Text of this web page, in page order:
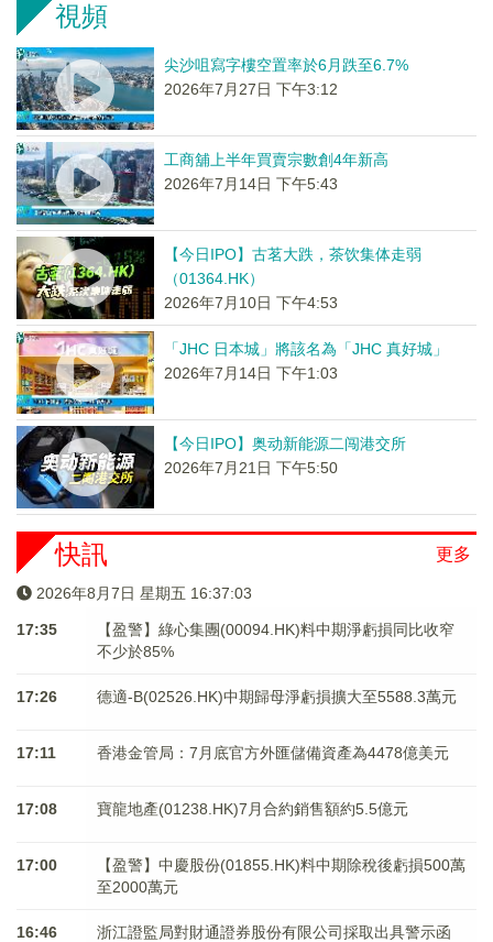
視頻
尖沙咀寫字樓空置率於6月跌至6.7%
2026年7月27日 下午3:12
工商舖上半年買賣宗數創4年新高
2026年7月14日 下午5:43
【今日IPO】古茗大跌，茶饮集体走弱
（01364.HK）
2026年7月10日 下午4:53
「JHC 日本城」將該名為「JHC 真好城」
2026年7月14日 下午1:03
【今日IPO】奥动新能源二闯港交所
2026年7月21日 下午5:50
更多
快訊
2026年8月7日 星期五 16:37:03
17:35
【盈警】綠心集團(00094.HK)料中期淨虧損同比收窄
不少於85%
17:26 德適-B(02526.HK)中期歸母淨虧損擴大至5588.3萬元
17:11 香港金管局：7月底官方外匯儲備資產為4478億美元
17:08 寶龍地產(01238.HK)7月合約銷售額約5.5億元
17:00
【盈警】中慶股份(01855.HK)料中期除稅後虧損500萬
至2000萬元
16:46
浙江證監局對財通證券股份有限公司採取出具警示函